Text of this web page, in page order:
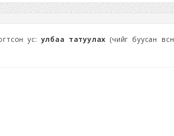
ус:улбаа татуулах (чийг буусан өвсөн